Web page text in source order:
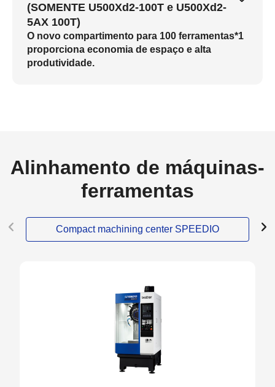
(SOMENTE U500Xd2-100T e U500Xd2-
5AX 100T)
O novo compartimento para 100 ferramentas*1
proporciona economia de espaço e alta
produtividade.
Alinhamento de máquinas-
ferramentas
Compact machining center SPEEDIO